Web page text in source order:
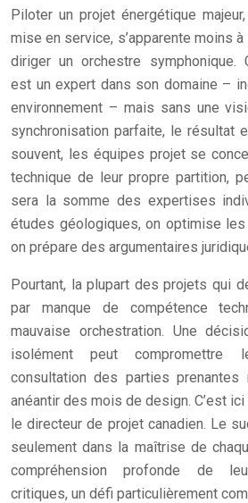
Piloter un projet énergétique
mise en service, s’apparente moins à
diriger un orchestre symphonique.
est un expert dans son domaine –
environnement – mais sans une
synchronisation parfaite, le résultat
souvent, les équipes projet se
technique de leur propre partition,
sera la somme des expertises
études géologiques, on optimise
on prépare des argumentaires
Pourtant, la plupart des projets qui
par manque de compétence
mauvaise orchestration. Une
isolément peut compromettre
consultation des parties
anéantir des mois de design. C’est
le directeur de projet canadien. Le
seulement dans la maîtrise de
compréhension profonde de
critiques, un défi particulièrement